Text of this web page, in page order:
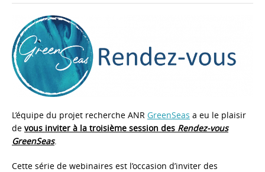
L’équipe du projet recherche ANR GreenSeas a eu le plaisir
de vous inviter à la troisième session des Rendez-vous
GreenSeas.
Cette série de webinaires est l’occasion d’inviter des